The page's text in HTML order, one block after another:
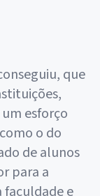
que
esforço
o do
de alunos
para a
faculdade e